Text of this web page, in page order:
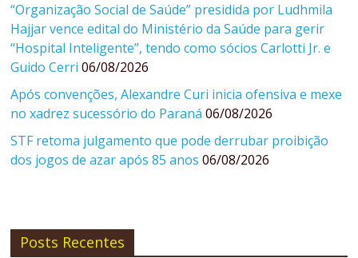
“Organização Social de Saúde” presidida por Ludhmila
Hajjar vence edital do Ministério da Saúde para gerir
“Hospital Inteligente”, tendo como sócios Carlotti Jr. e
Guido Cerri 06/08/2026
Após convenções, Alexandre Curi inicia ofensiva e mexe
no xadrez sucessório do Paraná 06/08/2026
STF retoma julgamento que pode derrubar proibição
dos jogos de azar após 85 anos 06/08/2026
Posts Recentes